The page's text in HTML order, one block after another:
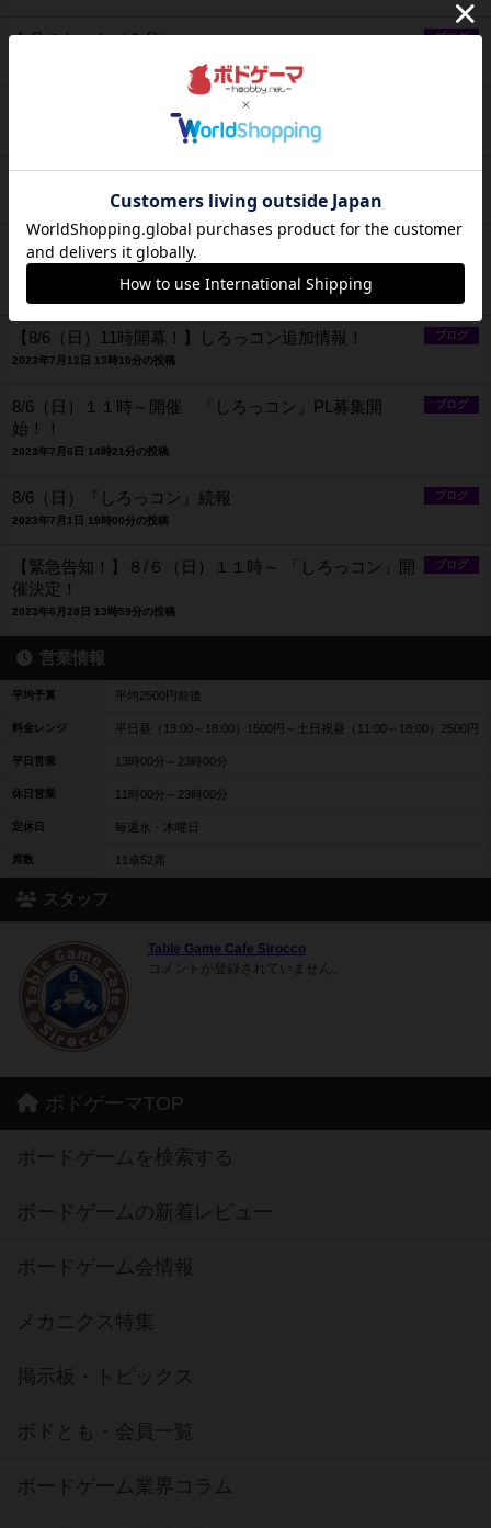
ブログ
今月のケーキ（９月）
ブログ
2023年8月10日 15時04分の投稿
クラウドファンディング終了！ ご協力ありがとうご
ざいました！
2023年8月2日 19時36分の投稿
ブログ
【8/6（日）11時開幕！】しろっコン追加情報！
2023年7月12日 13時10分の投稿
ブログ
8/6（日）１１時～開催 「しろっコン」PL募集開
始！！
2023年7月6日 14時21分の投稿
ブログ
8/6（日）『しろっコン』続報
2023年7月1日 19時00分の投稿
ブログ
【緊急告知！】８/６（日）１１時～ 「しろっコン」開
催決定！
2023年6月28日 13時59分の投稿
営業情報
平均予算 平均2500円前後
料金レンジ 平日昼（13:00～18:00）1500円～土日祝昼（11:00～18:00）2500円
平日営業 13時00分～23時00分
休日営業 11時00分～23時00分
定休日 毎週水・木曜日
席数 11卓52席
スタッフ
Table Game Cafe Sirocco
コメントが登録されていません。
ボドゲーマTOP
ボードゲームを検索する
ボードゲームの新着レビュー
ボードゲーム会情報
メカニクス特集
掲示板・トピックス
ボドとも・会員一覧
ボードゲーム業界コラム